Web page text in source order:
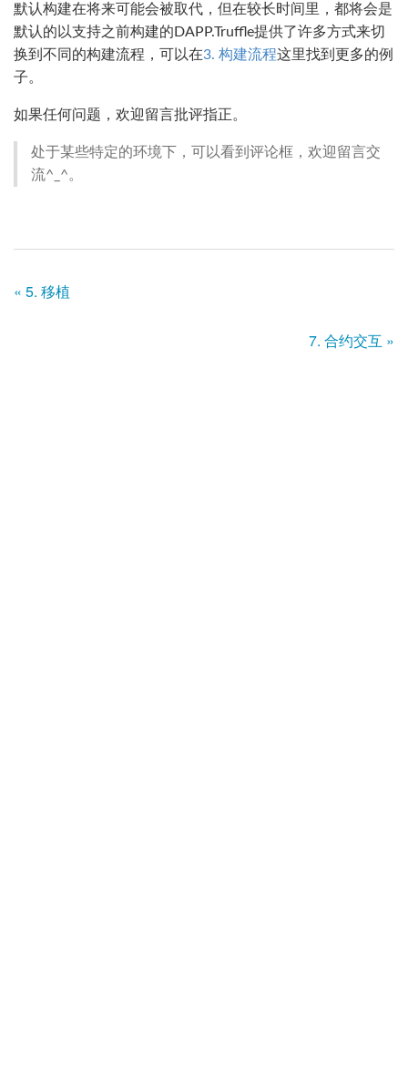
默认构建在将来可能会被取代，但在较长时间里，都将会是
默认的以支持之前构建的DAPP.Truffle提供了许多方式来切
换到不同的构建流程，可以在3. 构建流程这里找到更多的例
子。
如果任何问题，欢迎留言批评指正。
处于某些特定的环境下，可以看到评论框，欢迎留言交
流^_^。
« 5. 移植
7. 合约交互 »